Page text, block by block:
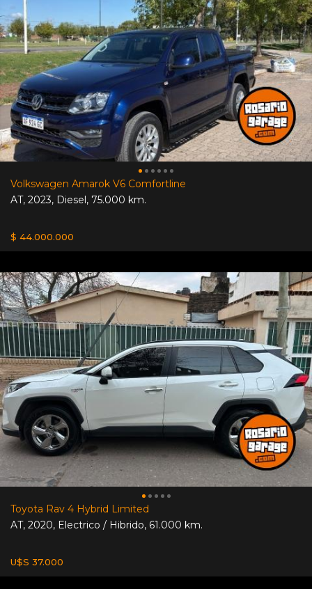
Volkswagen Amarok V6 Comfortline
AT, 2023, Diesel, 75.000 km.
$ 44.000.000
Toyota Rav 4 Hybrid Limited
AT, 2020, Electrico / Hibrido, 61.000 km.
U$S 37.000